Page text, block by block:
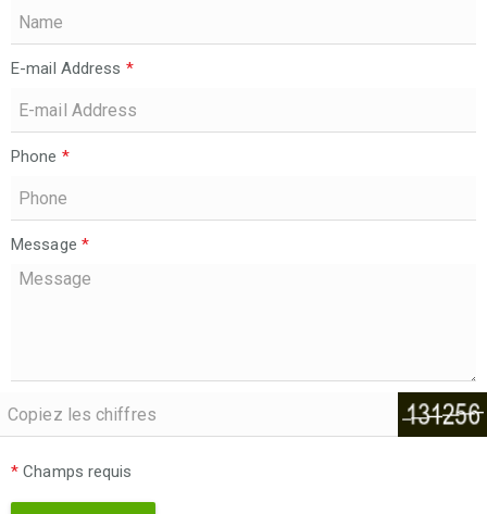
E-mail Address *
Phone *
Message *
* Champs requis